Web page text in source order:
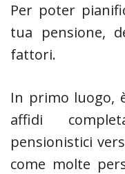
Per poter
tua pensione,
fattori.
In primo luogo,
affidi
pensionistici
come molte